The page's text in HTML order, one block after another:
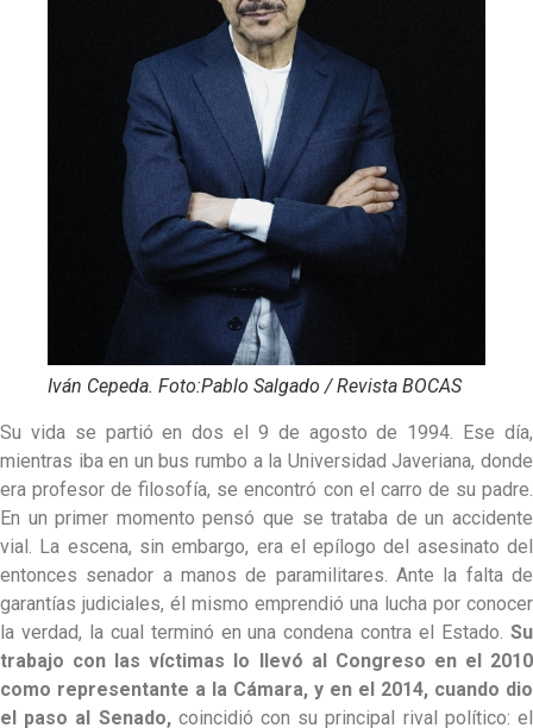
Iván Cepeda. Foto:Pablo Salgado / Revista BOCAS
Su vida se partió en dos el 9 de agosto de 1994. Ese día,
mientras iba en un bus rumbo a la Universidad Javeriana, donde
era profesor de filosofía, se encontró con el carro de su padre.
En un primer momento pensó que se trataba de un accidente
vial. La escena, sin embargo, era el epílogo del asesinato del
entonces senador a manos de paramilitares. Ante la falta de
garantías judiciales, él mismo emprendió una lucha por conocer
la verdad, la cual terminó en una condena contra el Estado. Su
trabajo con las víctimas lo llevó al Congreso en el 2010
como representante a la Cámara, y en el 2014, cuando dio
el paso al Senado, coincidió con su principal rival político: el